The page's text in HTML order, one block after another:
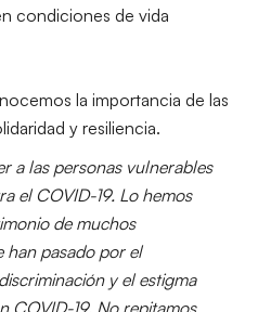
condiciones de vida
la importancia de las
y resiliencia.
a las personas vulnerables
el COVID-19. Lo hemos
de muchos
han pasado por el
y el estigma